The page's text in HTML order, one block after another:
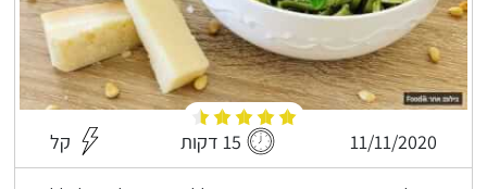
11/11/2020 15 דקות קל